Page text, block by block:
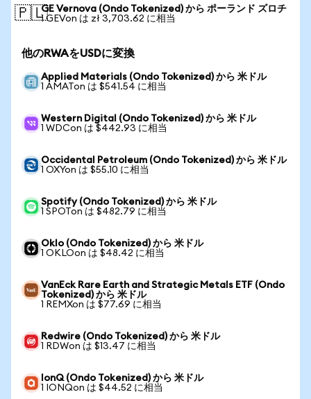
🇵🇱GE Vernova (Ondo Tokenized) から ポーランド ズロチ
1 GEVon は zł 3,703.62 に相当
他のRWAをUSDに変換
Applied Materials (Ondo Tokenized) から 米ドル
1 AMATon は $541.54 に相当
Western Digital (Ondo Tokenized) から 米ドル
1 WDCon は $442.93 に相当
Occidental Petroleum (Ondo Tokenized) から 米ドル
1 OXYon は $55.10 に相当
Spotify (Ondo Tokenized) から 米ドル
1 SPOTon は $482.79 に相当
Oklo (Ondo Tokenized) から 米ドル
1 OKLOon は $48.42 に相当
VanEck Rare Earth and Strategic Metals ETF (Ondo
Tokenized) から 米ドル
1 REMXon は $77.69 に相当
Redwire (Ondo Tokenized) から 米ドル
1 RDWon は $13.47 に相当
IonQ (Ondo Tokenized) から 米ドル
1 IONQon は $44.52 に相当